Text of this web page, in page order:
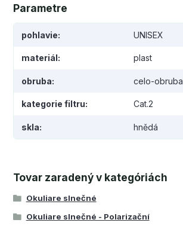
Parametre
pohlavie UNISEX
materiál plast
obruba celo-obruba
kategorie filtru Cat.2
skla hnědá
Tovar zaradený v kategóriách
Okuliare slnečné
Okuliare slnečné - Polarizační